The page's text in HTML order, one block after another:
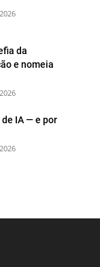
da
e nomeia
de IA — e por